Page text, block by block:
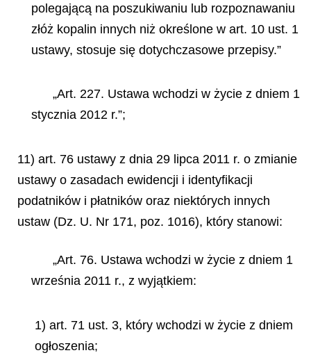
polegającą na poszukiwaniu lub rozpoznawaniu
złóż kopalin innych niż określone w art. 10 ust. 1
ustawy, stosuje się dotychczasowe przepisy.”
„Art. 227. Ustawa wchodzi w życie z dniem 1
stycznia 2012 r.”;
11) art. 76 ustawy z dnia 29 lipca 2011 r. o zmianie
ustawy o zasadach ewidencji i identyfikacji
podatników i płatników oraz niektórych innych
ustaw (Dz. U. Nr 171, poz. 1016), który stanowi:
„Art. 76. Ustawa wchodzi w życie z dniem 1
września 2011 r., z wyjątkiem:
1) art. 71 ust. 3, który wchodzi w życie z dniem
ogłoszenia;